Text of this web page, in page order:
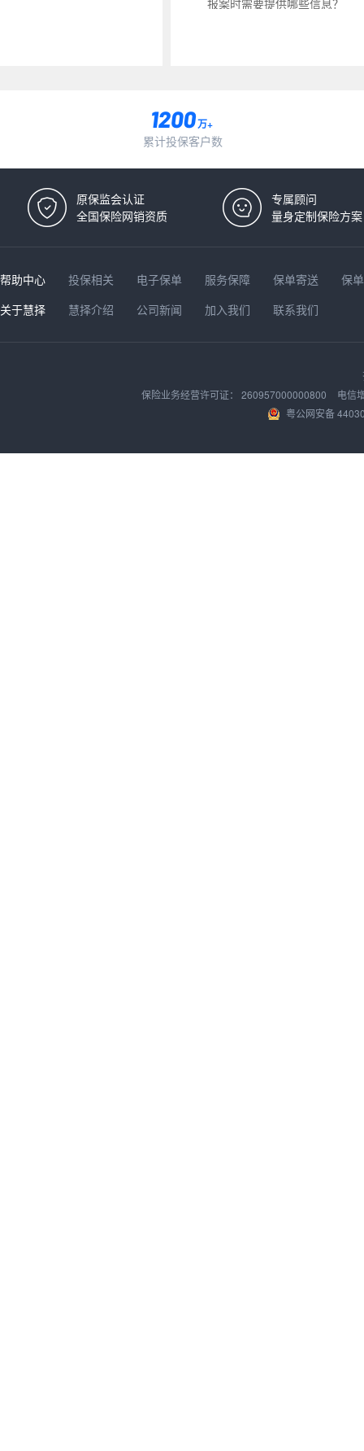
报案时需要提供哪些信息？
万+
累计投保客户数
原保监会认证
全国保险网销资质
专属顾问
量身定制保险方案
帮助中心 投保相关 电子保单 服务保障 保单寄送
保
关于慧择
慧择介绍 公司新闻 加入我们 联系我们
保险业务经营许可证： 260957000000800
电信
粤公网安备